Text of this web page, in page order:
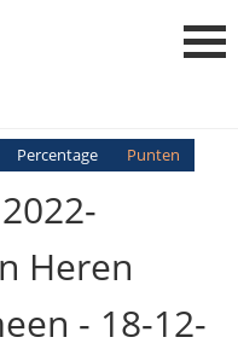
Login
Percentage Punten
Heren
- 18-12-